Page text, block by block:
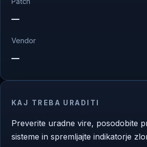
—
Vendor
—
KAJ TREBA URADITI
Preverite uradne vire, posodobite
sisteme in spremljajte indikatorje